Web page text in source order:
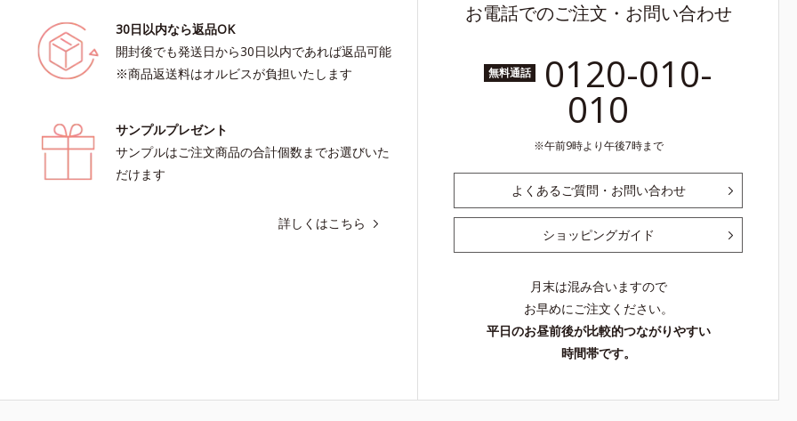
30日以内なら返品OK
開封後でも発送日から30日以内であれば返品可能
※商品返送料はオルビスが負担いたします
サンプルプレゼント
サンプルはご注文商品の合計個数までお選びいた
だけます
詳しくはこちら
お電話でのご注文・お問い合わせ
無料通話 0120-010-
010
午前9時より午後7時まで
よくあるご質問・お問い合わせ
ショッピングガイド
月末は混み合いますので
お早めにご注文ください。
平日のお昼前後が比較的つながりやすい
時間帯です。